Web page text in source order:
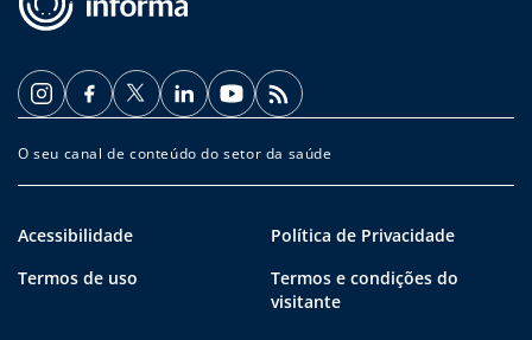
O seu canal de conteúdo do setor da saúde
Acessibilidade
Política de Privacidade
Termos de uso
Termos e condições do
visitante